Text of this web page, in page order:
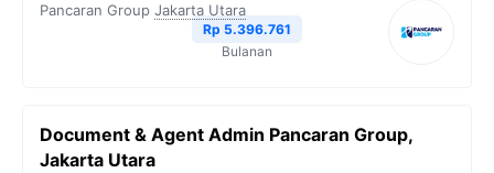
Pancaran Group Jakarta Utara
Rp 5.396.761
Bulanan
Document & Agent Admin Pancaran Group,
Jakarta Utara